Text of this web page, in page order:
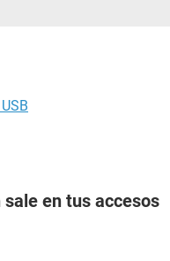
en tus accesos